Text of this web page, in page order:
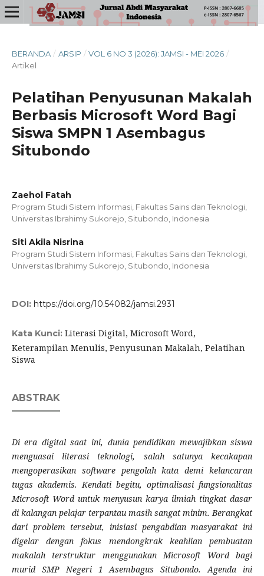
BERANDA / ARSIP / VOL 6 NO 3 (2026): JAMSI - MEI 2026 /
Artikel
Pelatihan Penyusunan Makalah
Berbasis Microsoft Word Bagi
Siswa SMPN 1 Asembagus
Situbondo
Zaehol Fatah
Program Studi Sistem Informasi, Fakultas Sains dan Teknologi,
Universitas Ibrahimy Sukorejo, Situbondo, Indonesia
Siti Akila Nisrina
Program Studi Sistem Informasi, Fakultas Sains dan Teknologi,
Universitas Ibrahimy Sukorejo, Situbondo, Indonesia
DOI: https://doi.org/10.54082/jamsi.2931
Kata Kunci: Literasi Digital, Microsoft Word,
Keterampilan Menulis, Penyusunan Makalah, Pelatihan
Siswa
ABSTRAK
Di era digital saat ini, dunia pendidikan mewajibkan siswa
menguasai literasi teknologi, salah satunya kecakapan
mengoperasikan software pengolah kata demi kelancaran
tugas akademis. Kendati begitu, optimalisasi fungsionalitas
Microsoft Word untuk menyusun karya ilmiah tingkat dasar
di kalangan pelajar terpantau masih sangat minim. Berangkat
dari problem tersebut, inisiasi pengabdian masyarakat ini
digelar dengan fokus mendongkrak keahlian pembuatan
makalah terstruktur menggunakan Microsoft Word bagi
murid SMP Negeri 1 Asembagus Situbondo. Agenda ini